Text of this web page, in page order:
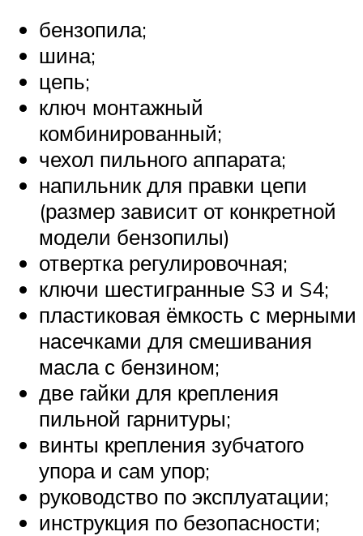
бензопила;
шина;
цепь;
ключ монтажный
комбинированный;
чехол пильного аппарата;
напильник для правки цепи
(размер зависит от конкретной
модели бензопилы)
отвертка регулировочная;
ключи шестигранные S3 и S4;
пластиковая ёмкость с мерными
насечками для смешивания
масла с бензином;
две гайки для крепления
пильной гарнитуры;
винты крепления зубчатого
упора и сам упор;
руководство по эксплуатации;
инструкция по безопасности;